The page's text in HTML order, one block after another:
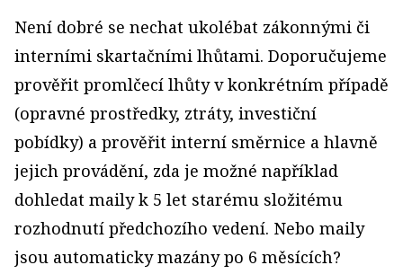
Není dobré se nechat ukolébat zákonnými či
interními skartačními lhůtami. Doporučujeme
prověřit promlčecí lhůty v konkrétním případě
(opravné prostředky, ztráty, investiční
pobídky) a prověřit interní směrnice a hlavně
jejich provádění, zda je možné například
dohledat maily k 5 let starému složitému
rozhodnutí předchozího vedení. Nebo maily
jsou automaticky mazány po 6 měsících?